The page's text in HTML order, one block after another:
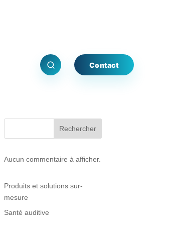
Contact
Rechercher
Aucun commentaire à afficher.
Produits et solutions sur-
mesure
Santé auditive